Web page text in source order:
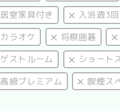
居室家具付き
入浴週3回
カラオケ
将棋囲碁
ゲストルーム
ショート
高級プレミアム
喫煙ス